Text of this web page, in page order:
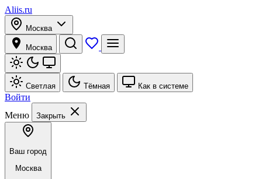
Aliis.ru
Москва
Москва
Светлая Тёмная Как в системе
Войти
Меню
Закрыть
Ваш город
Москва